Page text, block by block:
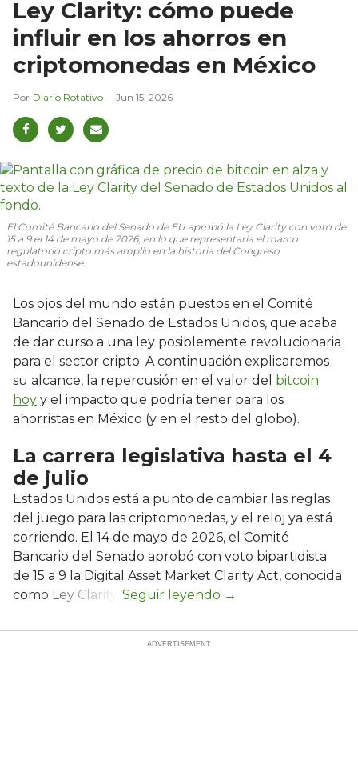
Ley Clarity: cómo puede
influir en los ahorros en
criptomonedas en México
Diario Rotativo Jun 15, 2026
El Comité Bancario del Senado de EU aprobó la Ley Clarity con voto de
15 a 9 el 14 de mayo de 2026, en lo que representaría el marco
regulatorio cripto más amplio en la historia del Congreso
estadounidense.
Los ojos del mundo están puestos en el Comité
Bancario del Senado de Estados Unidos, que acaba
de dar curso a una ley posiblemente revolucionaria
para el sector cripto. A continuación explicaremos
su alcance, la repercusión en el valor del bitcoin
hoy y el impacto que podría tener para los
ahorristas en México (y en el resto del globo).
La carrera legislativa hasta el 4
de julio
Estados Unidos está a punto de cambiar las reglas
del juego para las criptomonedas, y el reloj ya está
corriendo. El 14 de mayo de 2026, el Comité
Bancario del Senado aprobó con voto bipartidista
de 15 a 9 la Digital Asset Market Clarity Act, conocida
como Ley Clarity.